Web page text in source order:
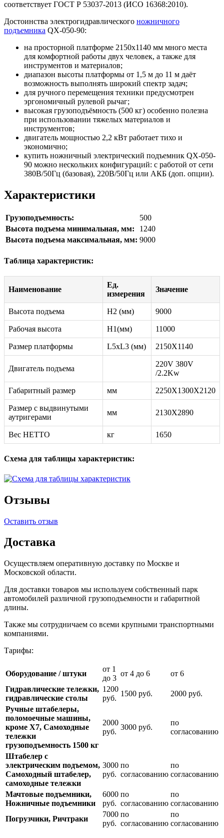
соответствует ГОСТ Р 53037-2013 (ИСО 16368:2010).
Достоинства электрогидравлического ножничного
подъемника QX-050-90:
на просторной платформе 2150х1140 мм много места
для комфортной работы двух человек, а также для
инструментов и материалов;
диапазон высоты платформы от 1,5 м до 11 м даёт
возможность выполнять широкий спектр задач;
для ручного перемещения техники предусмотрен
эргономичный рулевой рычаг;
высокая грузоподъёмность (500 кг) особенно полезна
при использовании тяжелых материалов и
инструментов;
двигатель мощностью 2,2 кВт работает тихо и
экономично;
купить ножничный электрический подъемник QX-050-
90 можно нескольких конфигураций: с работой от сети
380В/50Гц (базовая), 220В/50Гц или АКБ (доп. опции).
Характеристики
Грузоподъемность:
500
Высота подъема минимальная, мм:
1240
Высота подъема максимальная, мм: 9000
Таблица характеристик:
Наименование
Ед.
измерения
Значение
Высота подъема H2 (мм) 9000
Рабочая высота H1(мм) 11000
Размер платформы L5xL3 (мм) 2150X1140
Двигатель подъема
220V 380V
/2.2Kw
Габаритный размер мм 2250X1300X2120
Размер с выдвинутыми
аутригерами
мм 2130X2890
Вес НЕТТО кг 1650
Схема для таблицы характеристик:
Отзывы
Оставить отзыв
Доставка
Осуществляем оперативную доставку по Москве и
Московской области.
Для доставки товаров мы используем собственный парк
автомобилей различной грузоподъемности и габаритной
длины.
Также мы сотрудничаем со всеми крупными транспортными
компаниями.
Тарифы:
Оборудование / штуки
от 1
до 3
от 4 до 6
от 6
Гидравлические тележки,
гидравлические столы
1200
руб.
1500 руб.
2000 руб.
Ручные штабелеры,
поломоечные машины,
кроме Х7, Самоходные
тележки
грузоподъемность 1500 кг
2000
руб.
3000 руб.
по
согласованию
Штабелер с
электрическим подъемом,
Самоходный штабелер,
самоходные тележки
3000
руб.
по
согласованию
по
согласованию
Мачтовые подъемники,
Ножничные подъемники
6000
руб.
по
согласованию
по
согласованию
Погрузчики, Ричтраки
7000
руб.
по
согласованию
по
согласованию